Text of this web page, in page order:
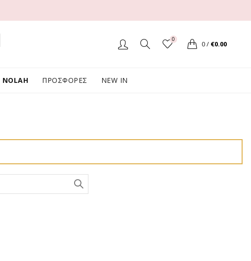
0
0/ €0.00
NOLAH ΠΡΟΣΦΟΡΕΣ NEW IN